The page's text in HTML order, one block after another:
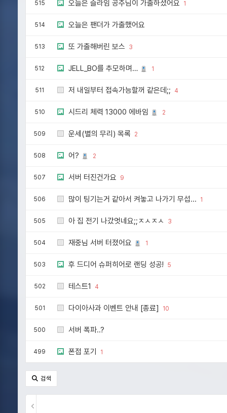
515 오늘은 슬라임 공주님이 가출하셨어요 1
514 오늘은 팬더가 가출했어요
513 또 가출해버린 보스 3
512 JELL_BO를 추모하며… 1
511 저 내일부터 접속가능할꺼 같은데;; 4
510 시드리 체력 13000 에바임 2
509 운세(별의 무리) 목록 2
508 어? 2
507 서버 터진건가요 9
506 많이 팅기는거 같아서 켜놓고 나가기 무섭... 1
505 아 집 전기 나갔엇네요;;ㅈㅅㅈㅅ 3
504 재중님 서버 터졌어요 1
503 후 드디어 슈퍼히어로 랜딩 성공! 5
502 테스트1 4
501 다이아사과 이벤트 안내 [종료] 10
500 서버 폭파..?
499 폰접 포기 1
검색